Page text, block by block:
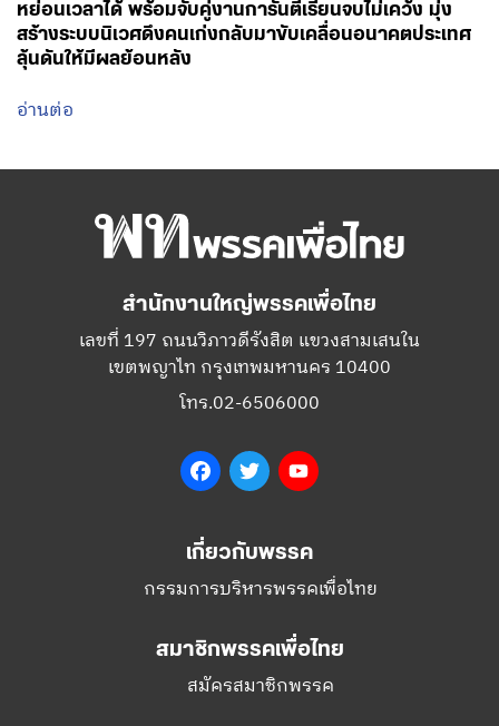
หย่อนเวลาได้ พร้อมจับคู่งานการันตีเรียนจบไม่เคว้ง มุ่ง
สร้างระบบนิเวศดึงคนเก่งกลับมาขับเคลื่อนอนาคตประเทศ
ลุ้นดันให้มีผลย้อนหลัง
อ่านต่อ
สำนักงานใหญ่พรรคเพื่อไทย
เลขที่ 197 ถนนวิภาวดีรังสิต แขวงสามเสนใน
เขตพญาไท กรุงเทพมหานคร 10400
โทร.02-6506000
FacebookTwitter
เกี่ยวกับพรรค
กรรมการบริหารพรรคเพื่อไทย
สมาชิกพรรคเพื่อไทย
สมัครสมาชิกพรรค